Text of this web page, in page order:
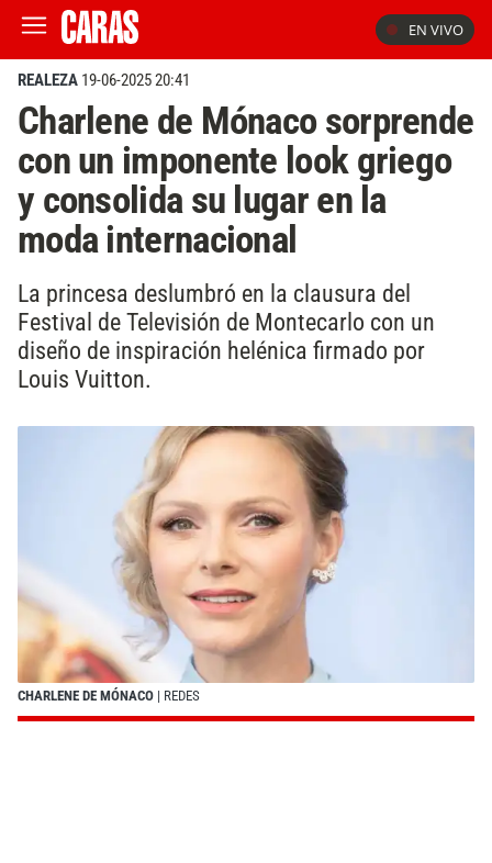
EN VIVO
REALEZA 19-06-2025 20:41
Charlene de Mónaco sorprende
con un imponente look griego
y consolida su lugar en la
moda internacional
La princesa deslumbró en la clausura del
Festival de Televisión de Montecarlo con un
diseño de inspiración helénica firmado por
Louis Vuitton.
CHARLENE DE MÓNACO | REDES